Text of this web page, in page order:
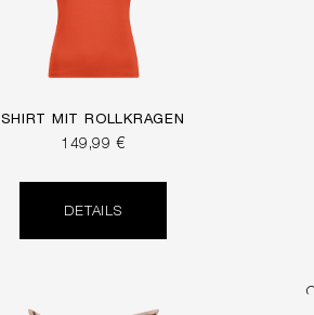
SHIRT MIT ROLLKRAGEN
149,99 €
DETAILS